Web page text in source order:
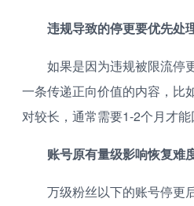
违规导致的停更要优先处
如果是因为违规被限流停
一条传递正向价值的内容，比
对较长，通常需要1-2个月才能
账号原有量级影响恢复难
万级粉丝以下的账号停更